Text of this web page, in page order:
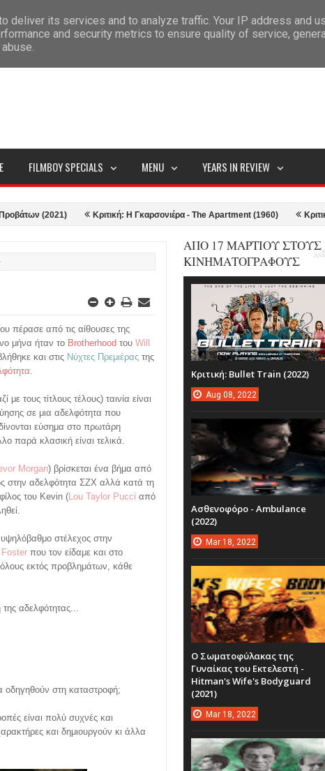
SITEMAP
FILMBOY SPECIALS MENU YEARS IN REVIEW
(2021) Κριτική: Η Γκαρσονιέρα - The Apartment (1960) Κριτική: Top
πέρασε από τις αίθουσες της
μήνα ήταν το Brotherhood του Will
και στις Νύχτες Πρεμιέρας της
.
με τους τίτλους τέλους) ταινία είναι
σε μια αδελφότητα που
εύσημα στο πρωτάρη
παρά κλασική είναι τελικά.
Morgan) βρίσκεται ένα βήμα από
στην αδελφότητα ΣΖΧ αλλά κατά τη
του Kevin (Lou Taylor Pucci από
στέλεχος στην
που τον είδαμε και στο
όλους εκτός προβλημάτων, κάθε
αδελφότητας...
οδηγηθούν στη καταστροφή;
είναι πολύ συχνές και
και δημιουργούν κι άλλα
ΑΠΟ 17 ΜΑΡΤΙΟΥ ΣΤΟΥΣ
ΚΙΝΗΜΑΤΟΓΡΑΦΟΥΣ
Κριτική: Bullet Train (2022)
Aug 08, 2022
Ασθενοφόρο - Ambulance
(2022)
Mar 18, 2022
Ο Σωματοφύλακας της
Γυναίκας του Εκτελεστή -
Hitman's Wife's Bodyguard
(2021)
Mar 18, 2022
deliver its services and to analyze traffic. Your IP address and
and security metrics to ensure quality of service,